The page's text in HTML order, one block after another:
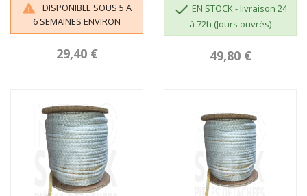

DISPONIBLE SOUS 5 A
6 SEMAINES ENVIRON
29,40 €
 EN STOCK - livraison 24
à 72h (Jours ouvrés)
49,80 €